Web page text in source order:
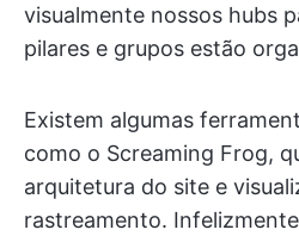
visualmente nossos hubs
pilares e grupos estão
Existem algumas
como o Screaming Frog,
arquitetura do site e
rastreamento.